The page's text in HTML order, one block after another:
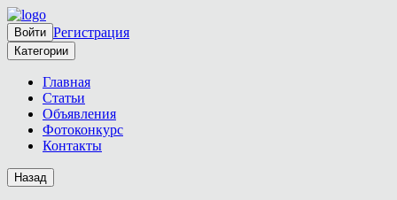
Войти Регистрация
Категории
Главная
Статьи
Объявления
Фотоконкурс
Контакты
Назад